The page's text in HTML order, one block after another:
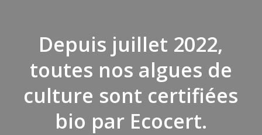
Depuis juillet 2022,
toutes nos algues de
culture sont certifiées
bio par Ecocert.